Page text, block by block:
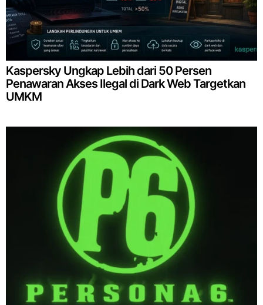
Kaspersky Ungkap Lebih dari 50 Persen
Penawaran Akses Ilegal di Dark Web Targetkan
UMKM